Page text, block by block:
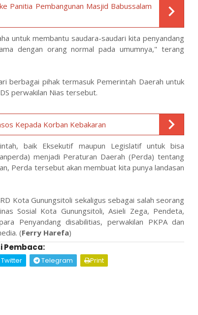
Panitia Pembangunan Masjid Babussalam
untuk membantu saudara-saudari kita penyandang
dengan orang normal pada umumnya," terang
berbagai pihak termasuk Pemerintah Daerah untuk
perwakilan Nias tersebut.
Kepada Korban Kebakaran
baik Eksekutif maupun Legislatif untuk bisa
menjadi Peraturan Daerah (Perda) tentang
Perda tersebut akan membuat kita punya landasan
Kota Gunungsitoli sekaligus sebagai salah seorang
Sosial Kota Gunungsitoli, Asieli Zega, Pendeta,
Penyandang disabilitias, perwakilan PKPA dan
(Ferry Harefa)
Pembaca:
Twitter Telegram Print